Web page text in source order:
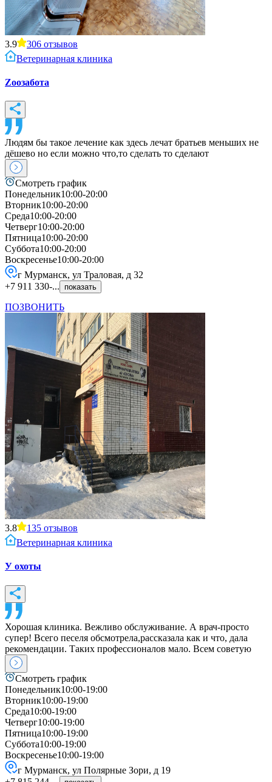
3.9 306 отзывов
Ветеринарная клиника
Zooзабота
Людям бы такое лечение как здесь лечат братьев меньших не
дёшево но если можно что,то сделать то сделают
Смотреть график
Понедельник10:00-20:00
Вторник10:00-20:00
Среда10:00-20:00
Четверг10:00-20:00
Пятница10:00-20:00
Суббота10:00-20:00
Воскресенье10:00-20:00
г Мурманск, ул Траловая, д 32
+7 911 330-...
показать
ПОЗВОНИТЬ
3.8 135 отзывов
Ветеринарная клиника
У охоты
Хорошая клиника. Вежливо обслуживание. А врач-просто
супер! Всего песеля обсмотрела,рассказала как и что, дала
рекомендации. Таких профессионалов мало. Всем советую
Смотреть график
Понедельник10:00-19:00
Вторник10:00-19:00
Среда10:00-19:00
Четверг10:00-19:00
Пятница10:00-19:00
Суббота10:00-19:00
Воскресенье10:00-19:00
г Мурманск, ул Полярные Зори, д 19